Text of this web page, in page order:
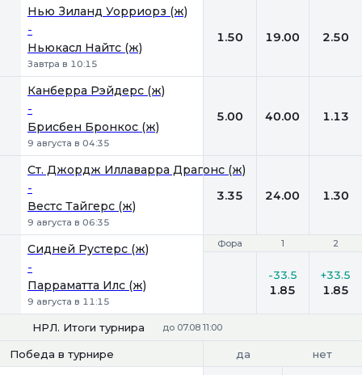
Нью Зиланд Уорриорз (ж)
-
Ньюкасл Найтс (ж)
Завтра в 10:15
1.50 19.00 2.50
Канберра Рэйдерс (ж)
-
Брисбен Бронкос (ж)
9 августа в 04:35
5.00 40.00 1.13
Ст. Джордж Иллаварра Драгонс (ж)
-
Вестс Тайгерс (ж)
9 августа в 06:35
3.35 24.00 1.30
Фора 1 2
Сидней Рустерс (ж)
-
Парраматта Илс (ж)
9 августа в 11:15
Фора 1 2
-33.5
1.85
+33.5
1.85
НРЛ. Итоги турнира до 07.08 11:00
Победа в турнире да нет